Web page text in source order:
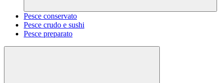
Pesce conservato
Pesce crudo e sushi
Pesce preparato